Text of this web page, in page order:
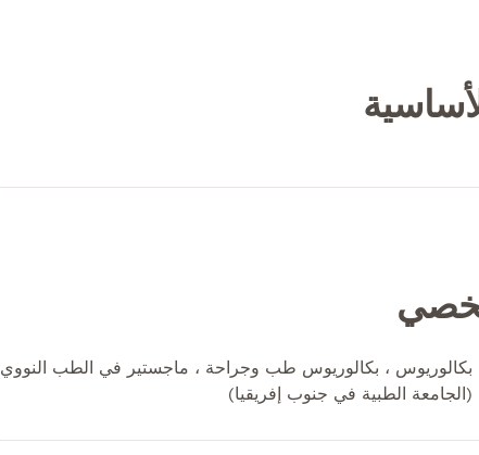
بكالوريوس ، بكالوريوس طب وجراحة ، ماجستير في الطب النووي
(الجامعة الطبية في جنوب إفريقيا)